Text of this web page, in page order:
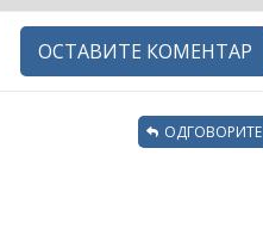
ОСТАВИТЕ КОМЕНТАР
ОДГОВОРИТЕ